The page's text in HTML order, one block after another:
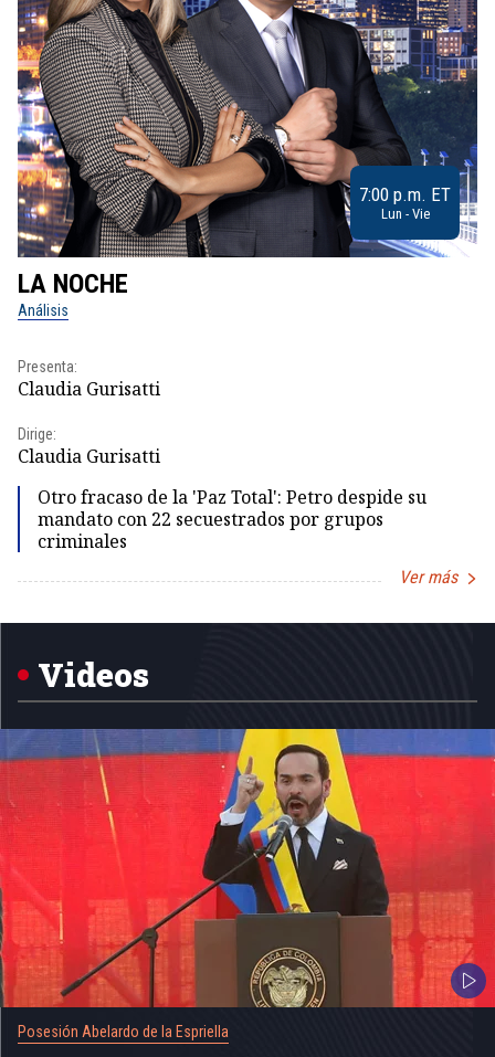
7:00 p.m. ET
Lun - Vie
LA NOCHE
Análisis
Presenta:
Claudia Gurisatti
Dirige:
Claudia Gurisatti
Otro fracaso de la 'Paz Total': Petro despide su
mandato con 22 secuestrados por grupos
criminales
Ver más
1
Videos
Posesión Abelardo de la Espriella